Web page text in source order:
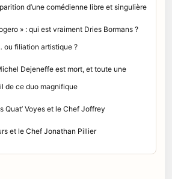
d’une comédienne libre et singulière
» : qui est vraiment Dries Bormans ?
ou filiation artistique ?
Dejeneffe est mort, et toute une
de ce duo magnifique
Quat’ Voyes et le Chef Joffrey
et le Chef Jonathan Pillier